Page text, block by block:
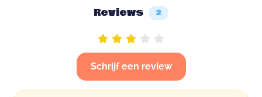
Reviews 2
Schrijf een review